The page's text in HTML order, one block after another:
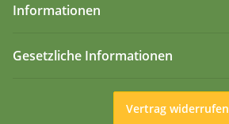
Informationen
Gesetzliche Informationen
Vertrag widerrufen